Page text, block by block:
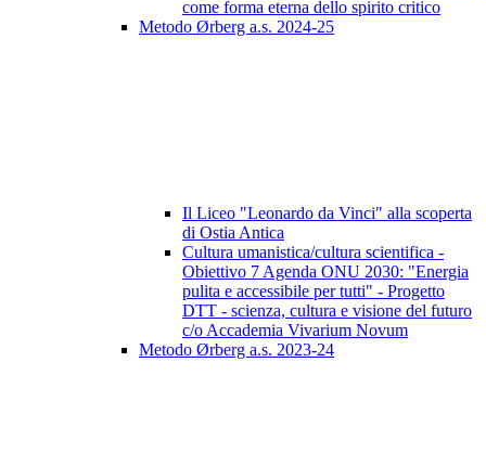
come forma eterna dello spirito critico
Metodo Ørberg a.s. 2024-25
Il Liceo "Leonardo da Vinci" alla scoperta
di Ostia Antica
Cultura umanistica/cultura scientifica -
Obiettivo 7 Agenda ONU 2030: "Energia
pulita e accessibile per tutti" - Progetto
DTT - scienza, cultura e visione del futuro
c/o Accademia Vivarium Novum
Metodo Ørberg a.s. 2023-24